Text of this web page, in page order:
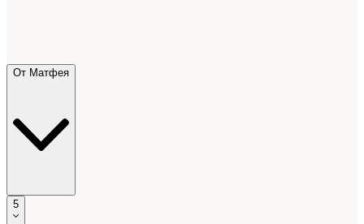
От Матфея
5